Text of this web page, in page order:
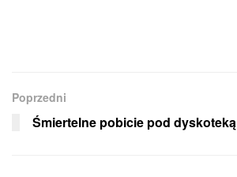
Poprzedni
Śmiertelne pobicie pod dyskoteką